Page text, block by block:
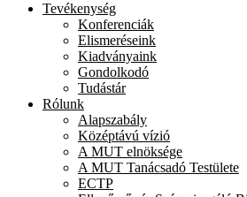
Tevékenység
Konferenciák
Elismeréseink
Kiadványaink
Gondolkodó
Tudástár
Rólunk
Alapszabály
Középtávú vízió
A MUT elnöksége
A MUT Tanácsadó Testülete
ECTP